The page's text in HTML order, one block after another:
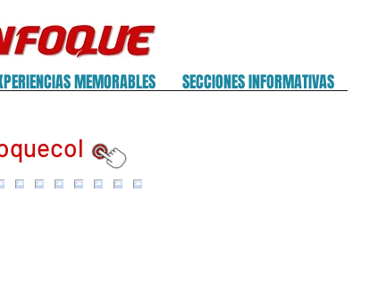
MEMORABLES SECCIONES INFORMATIVAS